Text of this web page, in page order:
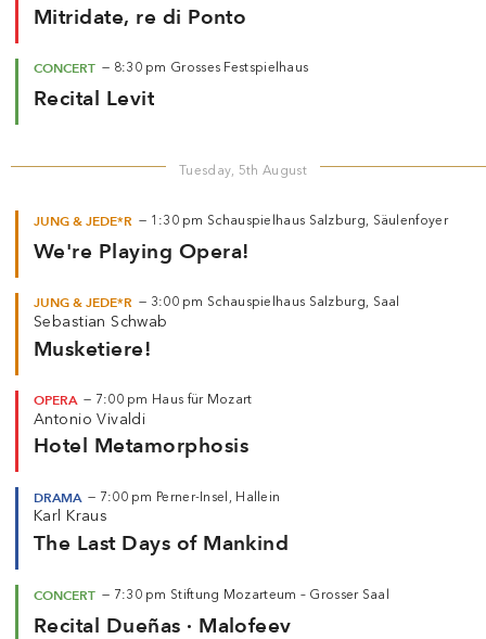
Mitridate, re di Ponto
CONCERT — 8:30 pm Grosses Festspielhaus
Recital Levit
Tuesday, 5th August
JUNG & JEDE*R — 1:30 pm Schauspielhaus Salzburg, Säulenfoyer
We're Playing Opera!
JUNG & JEDE*R — 3:00 pm Schauspielhaus Salzburg, Saal
Sebastian Schwab
Musketiere!
OPERA — 7:00 pm Haus für Mozart
Antonio Vivaldi
Hotel Metamorphosis
DRAMA — 7:00 pm Perner-Insel, Hallein
Karl Kraus
The Last Days of Mankind
CONCERT — 7:30 pm Stiftung Mozarteum – Grosser Saal
Recital Dueñas · Malofeev